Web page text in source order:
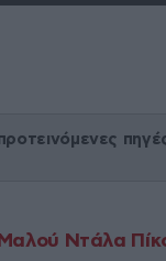
Μαλού Ντάλα